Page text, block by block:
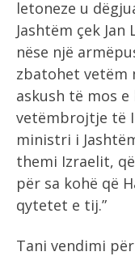
letoneze u
Jashtëm çek
nëse një
zbatohet vetëm
askush të mos
vetëmbrojtje të
ministri i
themi Izraelit,
për sa kohë që
qytetet e tij.”
Tani vendimi